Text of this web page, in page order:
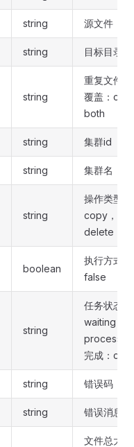
string 源文件
string 目标目录
string
重复文件
覆盖：
both
string 集群id
string 集群名
string
操作类型
copy， 移
delete
boolean
执行方式
false
string
任务状态
waiting，
完成：
string 错误码
string 错误消息
文件总大